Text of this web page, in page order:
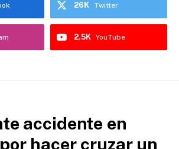
Twitter
26K
YouTube
2.5K
accidente en
hacer cruzar un